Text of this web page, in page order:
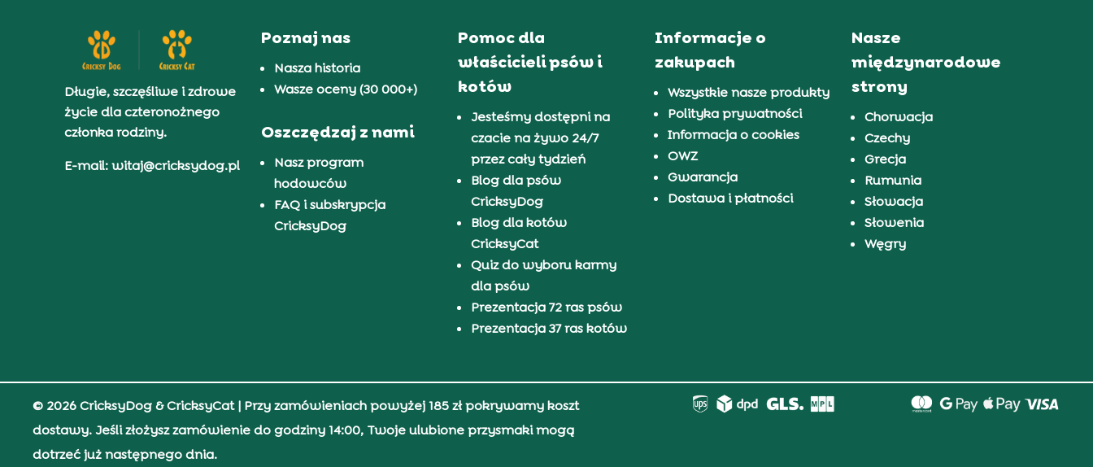
Długie, szczęśliwe i zdrowe
życie dla czteronożnego
członka rodziny.
E-mail: witaj@cricksydog.pl
Poznaj nas
Nasza historia
Wasze oceny (30 000+)
Oszczędzaj z nami
Nasz program
hodowców
FAQ i subskrypcja
CricksyDog
Pomoc dla
właścicieli psów i
kotów
Jesteśmy dostępni na
czacie na żywo 24/7
przez cały tydzień
Blog dla psów
CricksyDog
Blog dla kotów
CricksyCat
Quiz do wyboru karmy
dla psów
Prezentacja 72 ras psów
Prezentacja 37 ras kotów
Informacje o
zakupach
Wszystkie nasze produkty
Polityka prywatności
Informacja o cookies
OWZ
Gwarancja
Dostawa i płatności
Nasze
międzynarodowe
strony
Chorwacja
Czechy
Grecja
Rumunia
Słowacja
Słowenia
Węgry
© 2026 CricksyDog & CricksyCat| Przy zamówieniach powyżej 185 zł pokrywamy koszt
dostawy. Jeśli złożysz zamówienie do godziny 14:00, Twoje ulubione przysmaki mogą
dotrzeć już następnego dnia.